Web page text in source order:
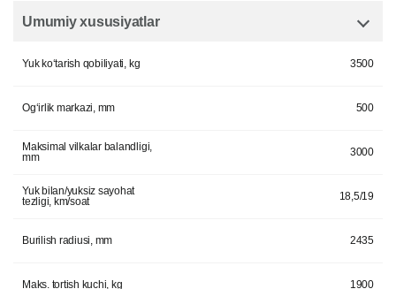
Umumiy xususiyatlar
Yuk ko‘tarish qobiliyati, kg 3500
Og‘irlik markazi, mm 500
Maksimal vilkalar balandligi,
mm
3000
Yuk bilan/yuksiz sayohat
tezligi, km/soat
18,5/19
Burilish radiusi, mm 2435
Maks. tortish kuchi, kg 1900